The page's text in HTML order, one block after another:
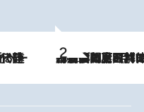
2026.8.8
「最後に見られてよかった」上野動物園の東園パンダ舎が解体前に特別公開。8月16日まで延長されたパネル展と共に辿る“半世紀”のパンダ飼育《解体工事の図面あり》